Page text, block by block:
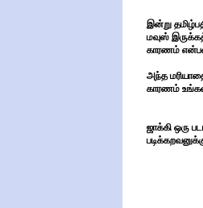
இன்று
மவுஸ்
காரணம்
அந்த
காரணம்
ஜாக்கி ஒரு